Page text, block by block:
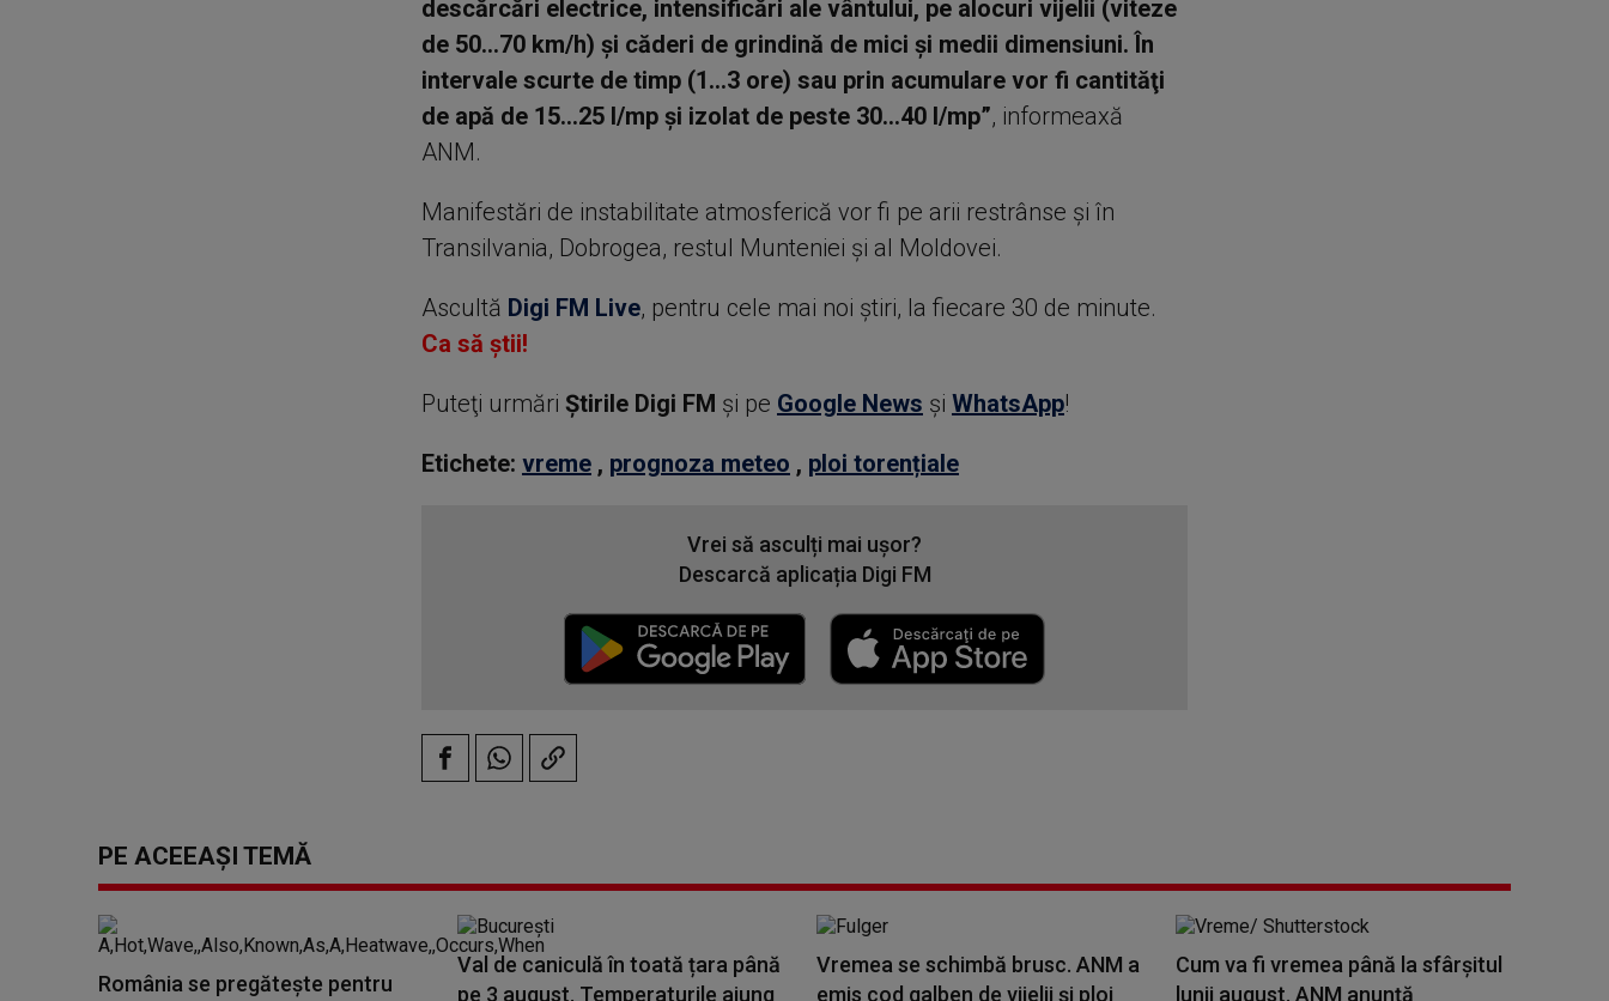
descărcări electrice, intensificări ale vântului, pe alocuri vijelii (viteze
de 50...70 km/h) şi căderi de grindină de mici şi medii dimensiuni. În
intervale scurte de timp (1...3 ore) sau prin acumulare vor fi cantităţi
de apă de 15...25 l/mp şi izolat de peste 30...40 l/mp”, informeaxă
ANM.
Manifestări de instabilitate atmosferică vor fi pe arii restrânse şi în
Transilvania, Dobrogea, restul Munteniei şi al Moldovei.
Ascultă Digi FM Live, pentru cele mai noi știri, la fiecare 30 de minute.
Ca să știi!
Puteţi urmări Știrile Digi FM şi pe Google News şi WhatsApp!
Etichete: vreme, prognoza meteo , ploi torențiale
Vrei să asculți mai ușor?
Descarcă aplicația Digi FM
PE ACEEAȘI TEMĂ
România se pregătește pentru
Val de caniculă în toată țara până
pe 3 august. Temperaturile ajung
Vremea se schimbă brusc. ANM a
emis cod galben de vijelii şi ploi
Cum va fi vremea până la sfârșitul
lunii august. ANM anunță